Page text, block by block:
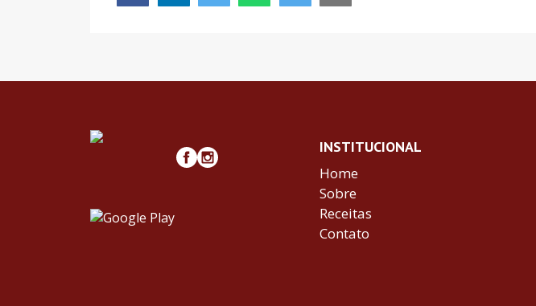
INSTITUCIONAL
Home
Sobre
Receitas
Contato